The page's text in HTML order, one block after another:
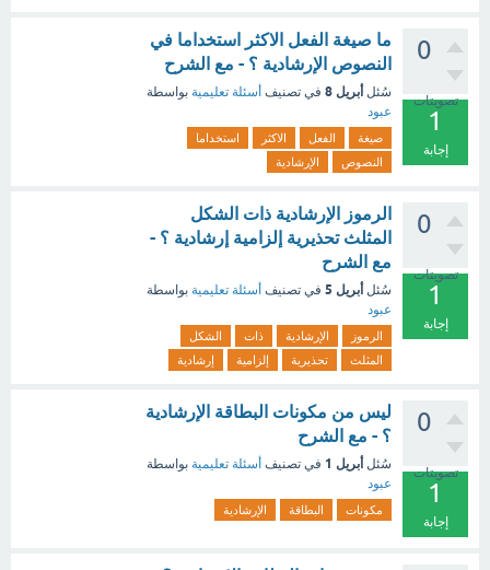
0
تصويتات
1
إجابة
ما صيغة الفعل الاكثر استخداما في
النصوص الإرشادية ؟ - مع الشرح
سُئل أبريل 8 في تصنيف أسئلة تعليمية بواسطة
عبود
صيغة الفعل الاكثر
استخداما
النصوص
الإرشادية
0
تصويتات
1
إجابة
الرموز الإرشادية ذات الشكل
المثلث تحذيرية إلزامية إرشادية ؟ -
مع الشرح
سُئل أبريل 5 في تصنيف أسئلة تعليمية بواسطة
عبود
الرموز الإرشادية ذات
الشكل
المثلث
تحذيرية إلزامية إرشادية
0
تصويتات
1
إجابة
ليس من مكونات البطاقة الإرشادية
؟ - مع الشرح
سُئل أبريل 1 في تصنيف أسئلة تعليمية بواسطة
عبود
مكونات البطاقة الإرشادية